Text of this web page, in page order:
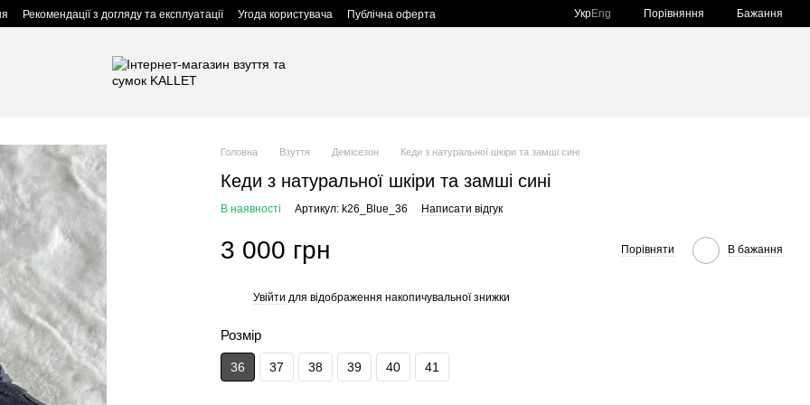
Рекомендації з догляду та експлуатації Угода користувача Публічна оферта УкрEng Порівняння Бажання
Головна Взуття Демісезон Кеди з натуральної шкіри та замші сині
Кеди з натуральної шкіри та замші сині
В наявності Артикул: k26_Blue_36 Написати відгук
3 000 грн Порівняти В бажання
Увійти для відображення накопичувальної знижки
Розмір
36 37 38 39 40 41